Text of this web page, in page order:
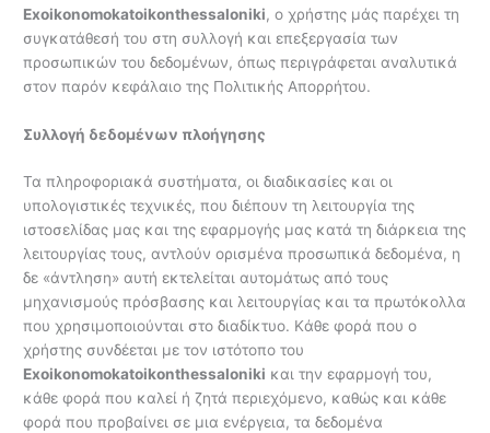
Exoikonomokatoikonthessaloniki, ο χρήστης μάς παρέχει τη
συγκατάθεσή του στη συλλογή και επεξεργασία των
προσωπικών του δεδομένων, όπως περιγράφεται αναλυτικά
στον παρόν κεφάλαιο της Πολιτικής Απορρήτου.
Συλλογή δεδομένων πλοήγησης
Τα πληροφοριακά συστήματα, οι διαδικασίες και οι
υπολογιστικές τεχνικές, που διέπουν τη λειτουργία της
ιστοσελίδας μας και της εφαρμογής μας κατά τη διάρκεια της
λειτουργίας τους, αντλούν ορισμένα προσωπικά δεδομένα, η
δε «άντληση» αυτή εκτελείται αυτομάτως από τους
μηχανισμούς πρόσβασης και λειτουργίας και τα πρωτόκολλα
που χρησιμοποιούνται στο διαδίκτυο. Kάθε φορά που ο
χρήστης συνδέεται με τον ιστότοπο του
Exoikonomokatoikonthessaloniki και την εφαρμογή του,
κάθε φορά που καλεί ή ζητά περιεχόμενο, καθώς και κάθε
φορά που προβαίνει σε μια ενέργεια, τα δεδομένα